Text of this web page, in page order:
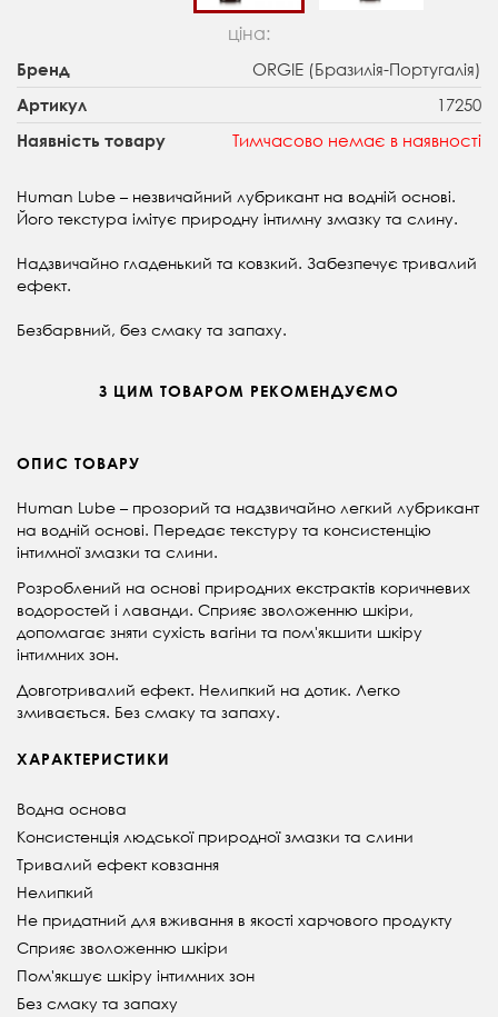
ціна:
Бренд ORGIE (Бразилія-Португалія)
Артикул 17250
Наявність товару Тимчасово немає в наявності
Human Lube – незвичайний лубрикант на водній основі.
Його текстура імітує природну інтимну змазку та слину.
Надзвичайно гладенький та ковзкий. Забезпечує тривалий
ефект.
Безбарвний, без смаку та запаху.
З ЦИМ ТОВАРОМ РЕКОМЕНДУЄМО
ОПИС ТОВАРУ
Human Lube – прозорий та надзвичайно легкий лубрикант
на водній основі. Передає текстуру та консистенцію
інтимної змазки та слини.
Розроблений на основі природних екстрактів коричневих
водоростей і лаванди. Сприяє зволоженню шкіри,
допомагає зняти сухість вагіни та пом'якшити шкіру
інтимних зон.
Довготривалий ефект. Нелипкий на дотик. Легко
змивається. Без смаку та запаху.
ХАРАКТЕРИСТИКИ
Водна основа
Консистенція людської природної змазки та слини
Тривалий ефект ковзання
Нелипкий
Не придатний для вживання в якості харчового продукту
Сприяє зволоженню шкіри
Пом'якшує шкіру інтимних зон
Без смаку та запаху